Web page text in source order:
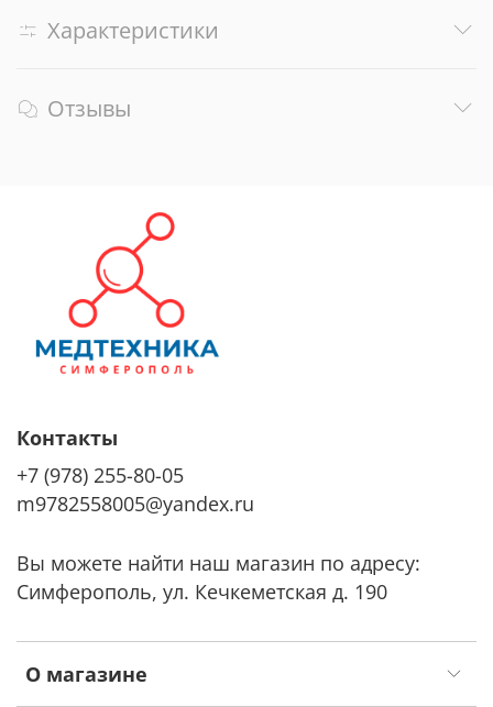
Характеристики
Отзывы
О магазине
Контакты
+7 (978) 255-80-05
m9782558005@yandex.ru
Вы можете найти наш магазин по адресу:
Симферополь, ул. Кечкеметская д. 190